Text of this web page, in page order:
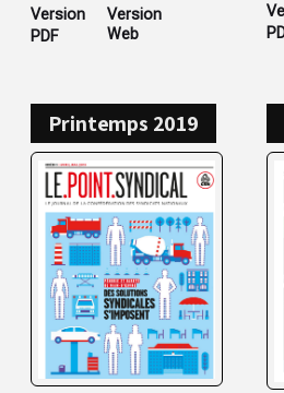
Version
PDF
Version
Web
Printemps 2019